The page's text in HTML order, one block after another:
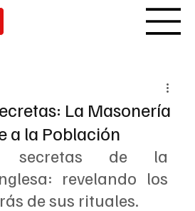
La Masonería
a la Población
secretas de la
revelando los
de sus rituales.